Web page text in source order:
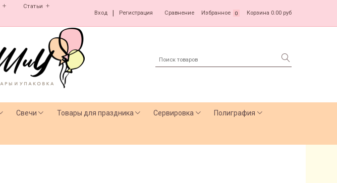
Статьи
Вход Регистрация Сравнение Избранное 0 Корзина 0.00 руб
Свечи Товары для праздника Сервировка Полиграфия